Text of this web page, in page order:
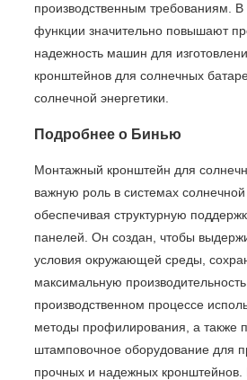
производственным требованиям. В
функции значительно повышают
надежность машин для
кронштейнов для солнечных
солнечной энергетики.
Подробнее о Бинью
Монтажный кронштейн для
важную роль в системах солнечной
обеспечивая структурную
панелей. Он создан, чтобы
условия окружающей среды,
максимальную
производственном процессе
методы профилирования, а также
штамповочное оборудование для
прочных и надежных